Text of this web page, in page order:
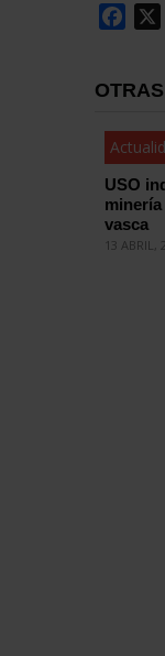
USO
vasca
13 ABRIL,